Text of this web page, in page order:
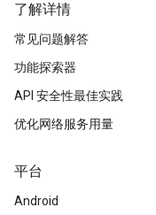
了解详情
常见问题解答
功能探索器
API 安全性最佳实践
优化网络服务用量
平台
Android